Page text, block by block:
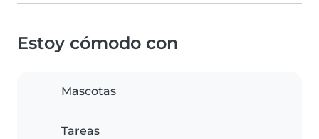
Estoy cómodo con
Mascotas
Tareas